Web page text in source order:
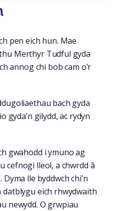
pen eich hun. Mae
Merthyr Tudful gyda
annog chi bob cam o’r
bach gyda
gyda’n gilydd, ac rydyn
gwahodd i ymuno ag
cefnogi lleol, a chwrdd â
lle byddwch chi’n
eich rhwydwaith
newydd. O grwpiau